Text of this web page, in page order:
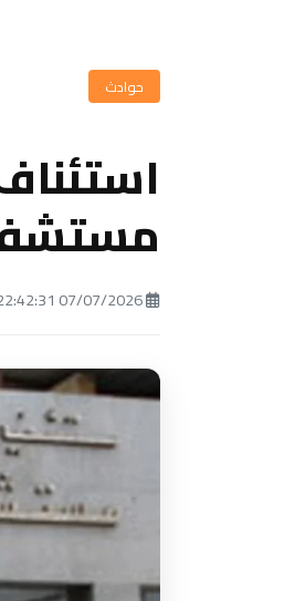
حوادث